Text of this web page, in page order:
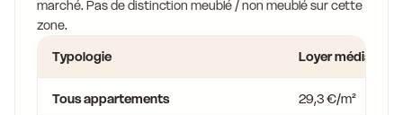
marché. Pas de distinction meublé / non meublé sur cette
zone.
Typologie
Loyer médian
Tous appartements 29,3 €/m²